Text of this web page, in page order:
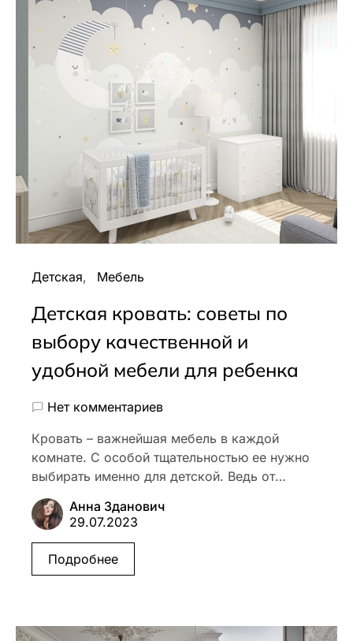
Детская Мебель
Детская кровать: советы по
выбору качественной и
удобной мебели для ребенка
Нет комментариев
Кровать – важнейшая мебель в каждой
комнате. С особой тщательностью ее нужно
выбирать именно для детской. Ведь от…
Анна Зданович
29.07.2023
Подробнее